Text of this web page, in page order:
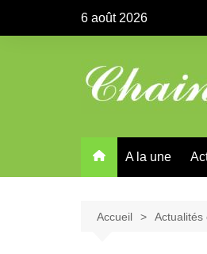
6 août 2026
A la une
Accueil Actualités